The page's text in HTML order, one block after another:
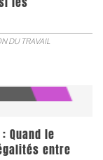
DU TRAVAIL
Quand le
entre